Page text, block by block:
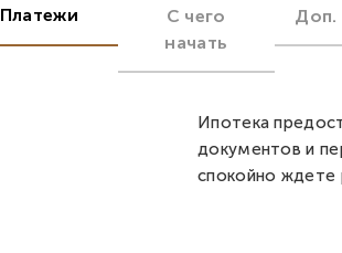
Платежи
С чего
начать
Доп.
Ипотека
документов и
спокойно ждете